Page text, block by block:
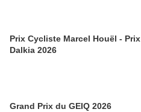
Prix Cycliste Marcel Houël - Prix
Dalkia 2026
Grand Prix du GEIQ 2026